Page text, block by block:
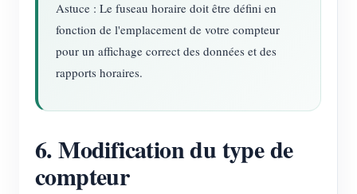
Astuce : Le fuseau horaire doit être défini en
fonction de l'emplacement de votre compteur
pour un affichage correct des données et des
rapports horaires.
6. Modification du type de
compteur